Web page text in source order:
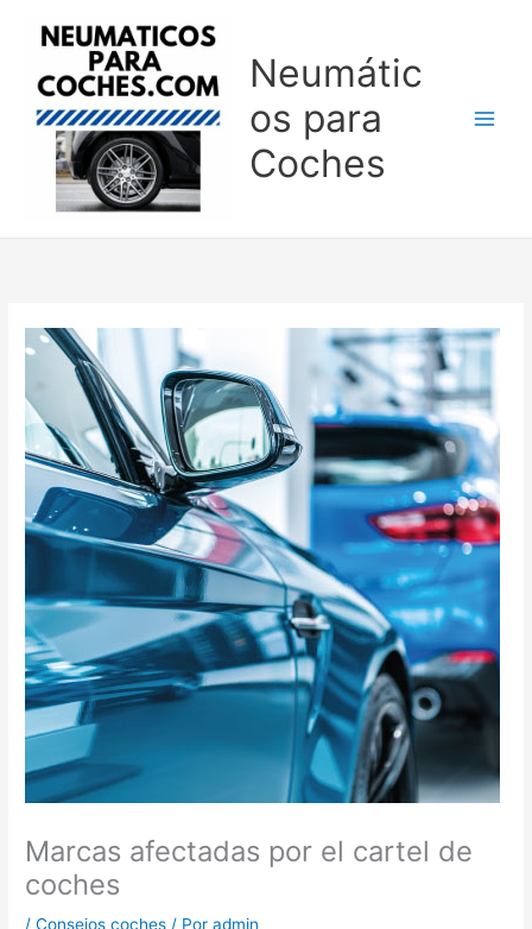
Neumátic
os para
Coches
Marcas afectadas por el cartel de
coches
/Consejos coches / Poradmin